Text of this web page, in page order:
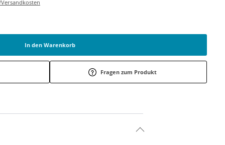
In den Warenkorb
Fragen zum Produkt